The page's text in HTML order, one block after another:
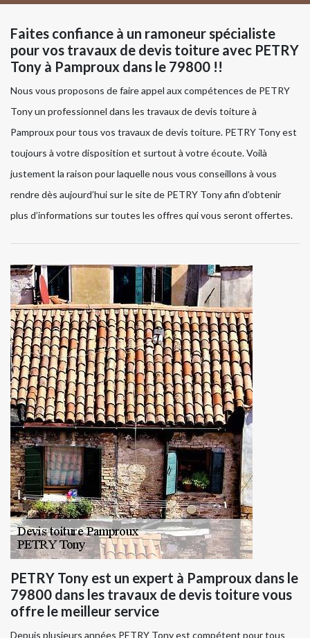
Faites confiance à un ramoneur spécialiste
pour vos travaux de devis toiture avec PETRY
Tony à Pamproux dans le 79800 !!
Nous vous proposons de faire appel aux compétences de PETRY
Tony un professionnel dans les travaux de devis toiture à
Pamproux pour tous vos travaux de devis toiture. PETRY Tony est
toujours à votre disposition et surtout à votre écoute. Voilà
justement la raison pour laquelle nous vous conseillons à vous
rendre dès aujourd’hui sur le site de PETRY Tony afin d’obtenir
plus d’informations sur toutes les offres qui vous seront offertes.
PETRY Tony est un expert à Pamproux dans le
79800 dans les travaux de devis toiture vous
offre le meilleur service
Depuis plusieurs années PETRY Tony est compétent pour tous